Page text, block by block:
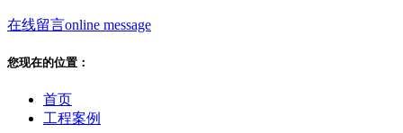
在线留言online message
您现在的位置：
首页
工程案例